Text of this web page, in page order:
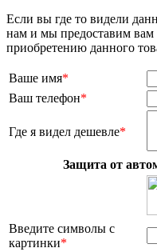
Если вы где то видели
нам и мы предоставим
приобретению данного
Ваше имя*
Ваш телефон*
Где я видел дешевле*
Защита от
Введите символы с
картинки*